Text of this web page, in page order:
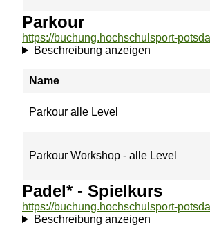
Parkour
Beschreibung anzeigen
Name
Parkour alle Level
Parkour Workshop - alle Level
Padel* - Spielkurs
Beschreibung anzeigen